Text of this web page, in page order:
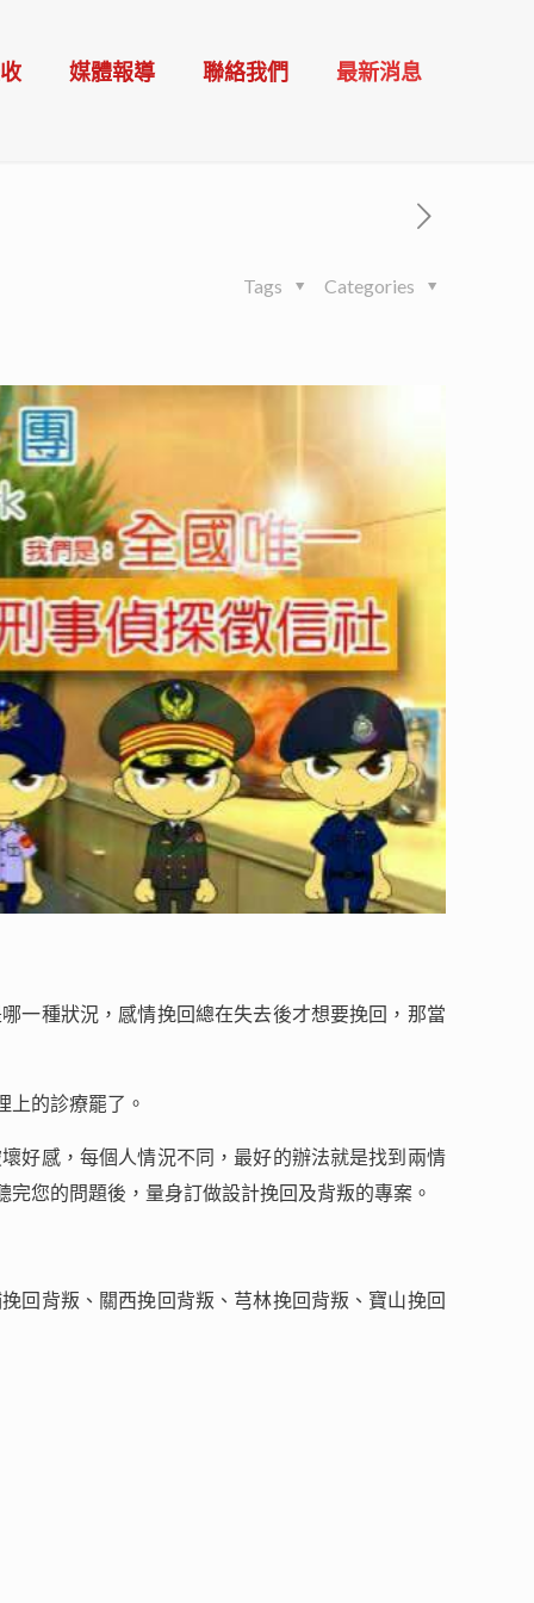
媒體報導 聯絡我們 最新消息
Categories
Tags
一種狀況，感情挽回總在失去後才想要挽回，那當
上的診療罷了。
好感，每個人情況不同，最好的辦法就是找到兩情
您的問題後，量身訂做設計挽回及背叛的專案。
回背叛、關西挽回背叛、芎林挽回背叛、寶山挽回